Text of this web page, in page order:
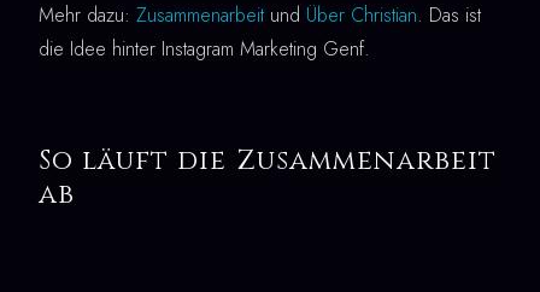
Mehr dazu: Zusammenarbeit und Über Christian. Das ist
die Idee hinter Instagram Marketing Genf.
So läuft die Zusammenarbeit
ab